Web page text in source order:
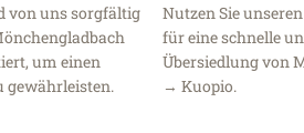
von uns sorgfältig
um einen
gewährleisten.
Nutzen Sie
für eine schnelle
Übersiedlung von
→ Kuopio.